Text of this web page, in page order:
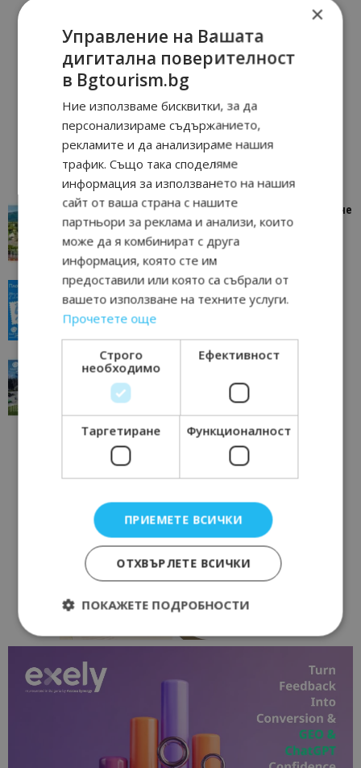
“Пощенска картичка от…”: Петрич – Изживяване
отвъд очакваното
Петрич 11/07/2026 11:22
“Пощенска картичка от…”: Пловдив, градът на
всички времена
Пловдив 23/06/2026 10:00
“Пощенска картичка от…”: Перник – град на
традициите, културата и вдъхновяващите...
Перник
×
Управление на Вашата
дигитална поверителност
в Bgtourism.bg
Ние използваме бисквитки, за да
персонализираме съдържанието,
рекламите и да анализираме нашия
трафик. Също така споделяме
информация за използването на нашия
сайт от ваша страна с нашите
партньори за реклама и анализи, които
може да я комбинират с друга
информация, която сте им
предоставили или която са събрали от
вашето използване на техните услуги.
Прочетете още
Строго
необходимо
Ефективност
Таргетиране Функционалност
ПРИЕМЕТЕ ВСИЧКИ
ОТХВЪРЛЕТЕ ВСИЧКИ
ПОКАЖЕТЕ ПОДРОБНОСТИ
Строго необходимо
Строго необходимите бисквитки позволяват
основната функционалност на уебсайта, като
потребителско влизане и управление на
акаунта. Уебсайтът не може да се използва